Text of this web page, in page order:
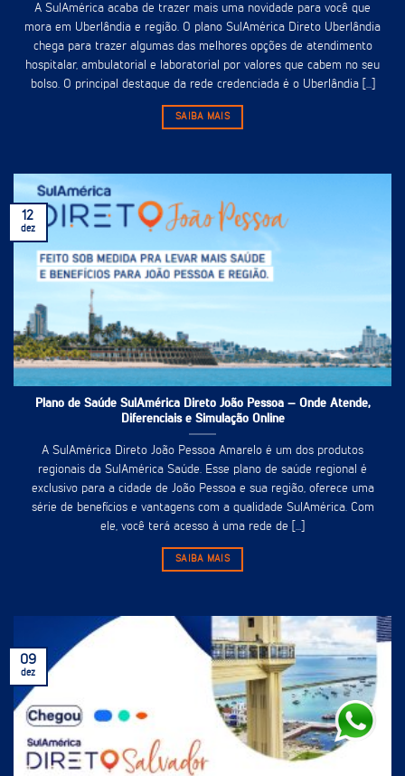
A SulAmérica acaba de trazer mais uma novidade para você que
mora em Uberlândia e região. O plano SulAmérica Direto Uberlândia
chega para trazer algumas das melhores opções de atendimento
hospitalar, ambulatorial e laboratorial por valores que cabem no seu
bolso. O principal destaque da rede credenciada é o Uberlândia [...]
SAIBA MAIS
Plano de Saúde SulAmérica Direto João Pessoa – Onde Atende,
Diferenciais e Simulação Online
A SulAmérica Direto João Pessoa Amarelo é um dos produtos
regionais da SulAmérica Saúde. Esse plano de saúde regional é
exclusivo para a cidade de João Pessoa e sua região, oferece uma
série de benefícios e vantagens com a qualidade SulAmérica. Com
ele, você terá acesso à uma rede de [...]
SAIBA MAIS
12
dez
09
dez